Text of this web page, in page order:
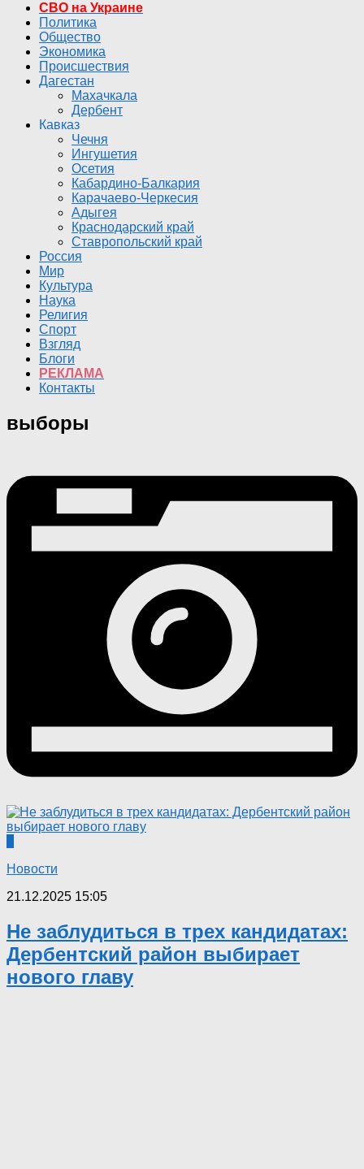
СВО на Украине
Политика
Общество
Экономика
Происшествия
Дагестан
Махачкала
Дербент
Кавказ
Чечня
Ингушетия
Осетия
Кабардино-Балкария
Карачаево-Черкесия
Адыгея
Краснодарский край
Ставропольский край
Россия
Мир
Культура
Наука
Религия
Спорт
Взгляд
Блоги
РЕКЛАМА
Контакты
выборы
Новости
21.12.2025 15:05
Не заблудиться в трех кандидатах:
Дербентский район выбирает
нового главу